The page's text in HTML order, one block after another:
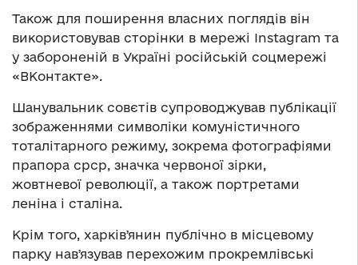
Також для поширення власних поглядів він
використовував сторінки в мережі Instagram та
у забороненій в Україні російській соцмережі
«ВКонтакте».
Шанувальник совєтів супроводжував публікації
зображеннями символіки комуністичного
тоталітарного режиму, зокрема фотографіями
прапора срср, значка червоної зірки,
жовтневої революції, а також портретами
леніна і сталіна.
Крім того, харківʼянин публічно в місцевому
парку навʼязував перехожим прокремлівські